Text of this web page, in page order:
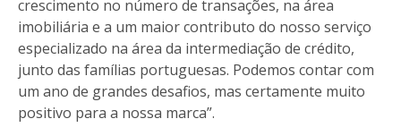
crescimento no número de transações, na área
imobiliária e a um maior contributo do nosso serviço
especializado na área da intermediação de crédito,
junto das famílias portuguesas. Podemos contar com
um ano de grandes desafios, mas certamente muito
positivo para a nossa marca”.